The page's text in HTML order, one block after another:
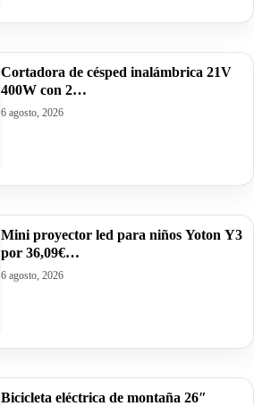
Cortadora de césped inalámbrica 21V
400W con 2…
6 agosto, 2026
Mini proyector led para niños Yoton Y3
por 36,09€…
6 agosto, 2026
Bicicleta eléctrica de montaña 26″